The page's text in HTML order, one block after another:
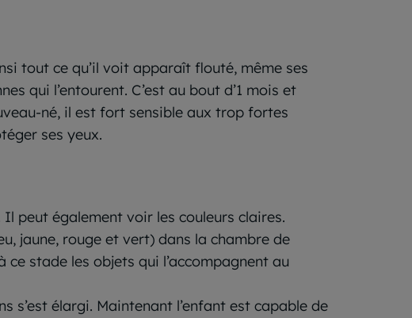
tout ce qu’il voit apparaît flouté, même ses
qui l’entourent. C’est au bout d’1 mois et
né, il est fort sensible aux trop fortes
ses yeux.
peut également voir les couleurs claires.
jaune, rouge et vert) dans la chambre de
ce stade les objets qui l’accompagnent au
s’est élargi. Maintenant l’enfant est capable de